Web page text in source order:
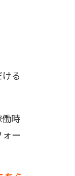
る
時
ー